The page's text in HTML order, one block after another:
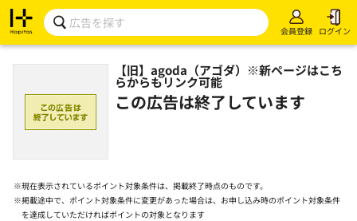
会員登録 ログイン
【旧】agoda（アゴダ）※新ページはこち
らからもリンク可能
この広告は終了しています
※現在表示されているポイント対象条件は、掲載終了時点のものです。
※掲載途中で、ポイント対象条件に変更があった場合は、お申し込み時のポイント対象条件
を達成していただければポイントの対象となります